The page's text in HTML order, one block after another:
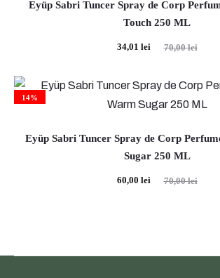
Eyüp Sabri Tuncer Spray de Corp
Touch 250 ML
70,00lei
Prețul
a
fost:
34,01 lei
Prețul
este:
34,01 lei.
14%
Eyüp Sabri Tuncer Spray de Corp
Sugar 250 ML
70,00lei
Prețul
60,00 lei
Prețul